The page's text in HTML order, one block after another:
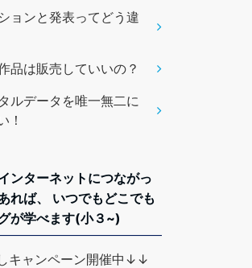
ョンと発表ってどう違
品は販売していいの？
ルデータを唯一無二に
！
ンターネットにつながっ
れば、 いつでもどこでも
が学べます(小３~)
キャンペーン開催中↓↓